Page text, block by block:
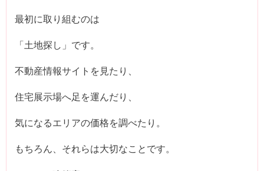
最初に取り組むのは
「土地探し」です。
不動産情報サイトを見たり、
住宅展示場へ足を運んだり、
気になるエリアの価格を調べたり。
もちろん、それらは大切なことです。